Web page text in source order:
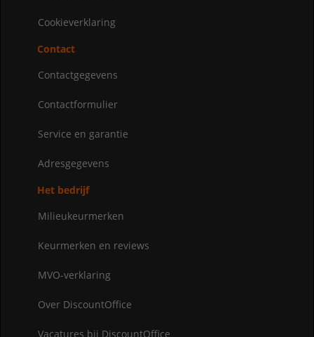
Cookieverklaring
Contact
Contactgegevens
Contactformulier
Service en garantie
Adresgegevens
Het bedrijf
Milieukeurmerken
Keurmerken en reviews
MVO-verklaring
Over DiscountOffice
Vacatures bij DiscountOffice